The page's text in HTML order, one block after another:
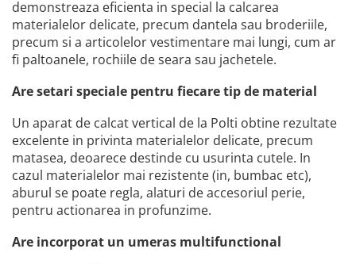
demonstreaza eficienta in special la calcarea
materialelor delicate, precum dantela sau broderiile,
precum si a articolelor vestimentare mai lungi, cum ar
fi paltoanele, rochiile de seara sau jachetele.
Are setari speciale pentru fiecare tip de material
Un aparat de calcat vertical de la Polti obtine rezultate
excelente in privinta materialelor delicate, precum
matasea, deoarece destinde cu usurinta cutele. In
cazul materialelor mai rezistente (in, bumbac etc),
aburul se poate regla, alaturi de accesoriul perie,
pentru actionarea in profunzime.
Are incorporat un umeras multifunctional